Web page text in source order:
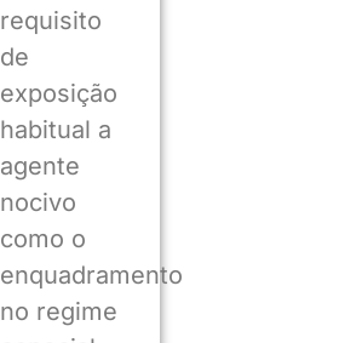
requisito
de
exposição
habitual a
agente
nocivo
como o
enquadramento
no regime